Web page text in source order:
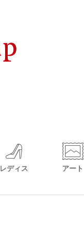
レディス アート